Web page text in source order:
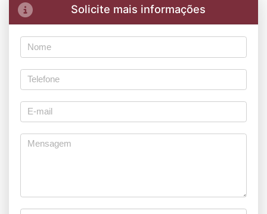
Solicite mais informações